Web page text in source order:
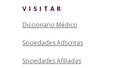
VISITAR
Diccionario Médico
Sociedades Adscritas
Sociedades Afiliadas